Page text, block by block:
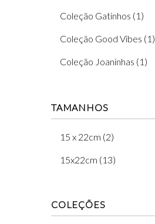
Coleção Gatinhos (1)
Coleção Good Vibes (1)
Coleção Joaninhas (1)
Coleção Margaridas (1)
Coleção Tiffany (1)
TAMANHOS
15 x 22cm (2)
15x22cm (13)
COLEÇÕES